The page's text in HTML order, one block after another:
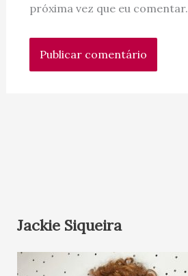
próxima vez que eu comentar.
Jackie Siqueira